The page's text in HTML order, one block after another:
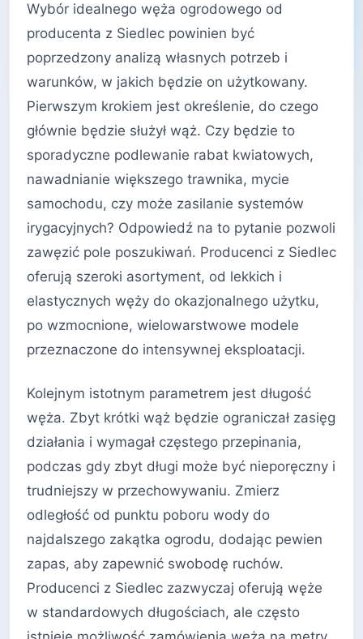
Wybór idealnego węża ogrodowego od
producenta z Siedlec powinien być
poprzedzony analizą własnych potrzeb i
warunków, w jakich będzie on użytkowany.
Pierwszym krokiem jest określenie, do czego
głównie będzie służył wąż. Czy będzie to
sporadyczne podlewanie rabat kwiatowych,
nawadnianie większego trawnika, mycie
samochodu, czy może zasilanie systemów
irygacyjnych? Odpowiedź na to pytanie pozwoli
zawęzić pole poszukiwań. Producenci z Siedlec
oferują szeroki asortyment, od lekkich i
elastycznych węży do okazjonalnego użytku,
po wzmocnione, wielowarstwowe modele
przeznaczone do intensywnej eksploatacji.
Kolejnym istotnym parametrem jest długość
węża. Zbyt krótki wąż będzie ograniczał zasięg
działania i wymagał częstego przepinania,
podczas gdy zbyt długi może być nieporęczny i
trudniejszy w przechowywaniu. Zmierz
odległość od punktu poboru wody do
najdalszego zakątka ogrodu, dodając pewien
zapas, aby zapewnić swobodę ruchów.
Producenci z Siedlec zazwyczaj oferują węże
w standardowych długościach, ale często